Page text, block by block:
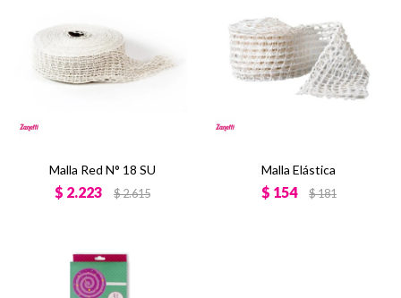
Malla Red N° 18 SU
$ 2.223 $2.615
Malla Elástica
$ 154 $181